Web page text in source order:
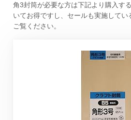
角3封筒が必要な方は下記より購入す
いてお得ですし、セールも実施してい
ご覧ください。